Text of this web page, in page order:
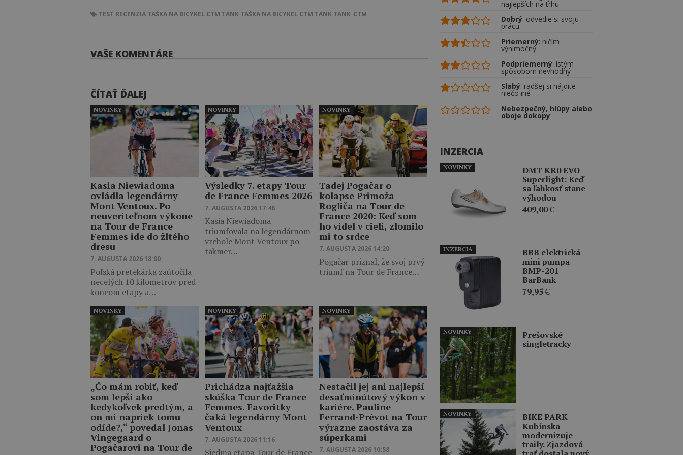
TEST RECENZIA TAŠKA NA BICYKEL CTM TANK TAŠKA NA BICYKEL CTM TANK TANK CTM
VAŠE KOMENTÁRE
ČÍTAŤ ĎALEJ
Kasia Niewiadoma
ovládla legendárny
Mont Ventoux. Po
neuveriteľnom výkone
na Tour de France
Femmes ide do žltého
dresu
7. AUGUSTA 2026 18:00
Poľská pretekárka zaútočila
necelých 10 kilometrov pred
koncom etapy a…
NOVINKY
Výsledky 7. etapy Tour
de France Femmes 2026
7. AUGUSTA 2026 17:46
Kasia Niewiadoma
triumfovala na legendárnom
vrchole Mont Ventoux po
takmer…
NOVINKY
Tadej Pogačar o
kolapse Primoža
Rogliča na Tour de
France 2020: Keď som
ho videl v cieli, zlomilo
mi to srdce
7. AUGUSTA 2026 14:20
Pogačar priznal, že svoj prvý
triumf na Tour de France…
NOVINKY
„Čo mám robiť, keď
som lepší ako
kedykoľvek predtým, a
on mi napriek tomu
odíde?,“ povedal Jonas
Vingegaard o
Pogačarovi na Tour de
NOVINKY
Prichádza najťažšia
skúška Tour de France
Femmes. Favoritky
čaká legendárny Mont
Ventoux
7. AUGUSTA 2026 11:16
Siedma etapa Tour de France
NOVINKY
Nestačil jej ani najlepší
desaťminútový výkon v
kariére. Pauline
Ferrand-Prévot na Tour
výrazne zaostáva za
súperkami
7. AUGUSTA 2026 10:58
NOVINKY
najlepších na trhu
Dobrý: odvedie si svoju
prácu
Priemerný: ničím
výnimočný
Podpriemerný: istým
spôsobom nevhodný
Slabý: radšej si nájdite
niečo iné
Nebezpečný, hlúpy alebo
oboje dokopy
INZERCIA
DMT KR0 EVO
Superlight: Keď
sa ľahkosť stane
výhodou
409,00€
NOVINKY
BBB elektrická
mini pumpa
BMP-201
BarBank
79,95€
INZERCIA
Prešovské
singletracky
NOVINKY
BIKE PARK
Kubínska
modernizuje
traily. Zjazdová
NOVINKY